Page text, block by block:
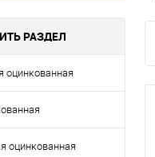
РАЗДЕЛ
оцинкованная
оцинкованная